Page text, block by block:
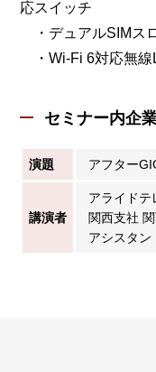
応スイッチ
・デュアルSIMス
・Wi-Fi 6対応無線
セミナー内企
演題 アフター
講演者
アライドテ
関西支社
アシスタン